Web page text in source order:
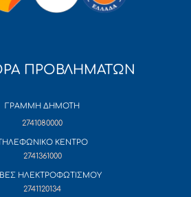
ΠΡΟΒΛΗΜΑΤΩΝ
ΓΡΑΜΜΗ ΔΗΜΟΤΗ
2741080000
ΚΕΝΤΡΟ
2741361000
ΗΛΕΚΤΡΟΦΩΤΙΣΜΟΥ
2741120134